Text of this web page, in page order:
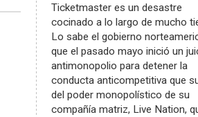
Ticketmaster es un desastre
cocinado a lo largo de mucho
Lo sabe el gobierno
que el pasado mayo inició un
antimonopolio para detener la
conducta anticompetitiva que
del poder monopolístico de su
compañía matriz, Live Nation,